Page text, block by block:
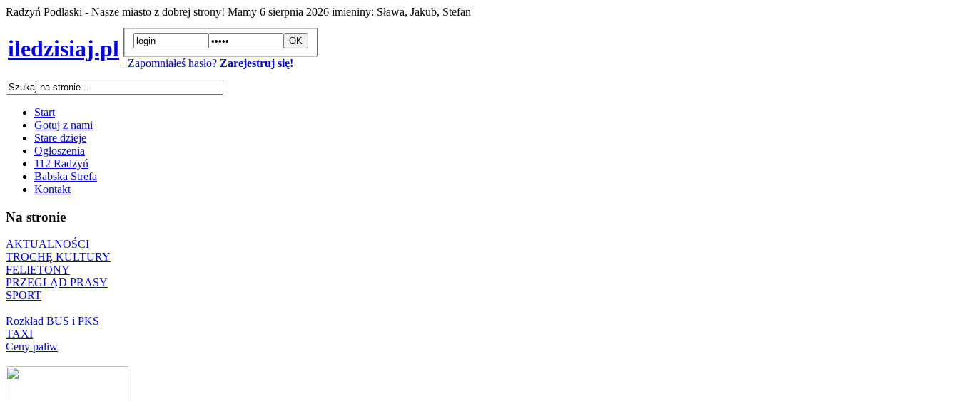
Radzyń Podlaski - Nasze miasto z dobrej strony! Mamy 6 sierpnia 2026 imieniny: Sława, Jakub, Stefan
iledzisiaj.pl
Zapomniałeś hasło? Zarejestruj się!
Start
Gotuj z nami
Stare dzieje
Ogłoszenia
112 Radzyń
Babska Strefa
Kontakt
Na stronie
AKTUALNOŚCI
TROCHĘ KULTURY
FELIETONY
PRZEGLĄD PRASY
SPORT
Rozkład BUS i PKS
TAXI
Ceny paliw